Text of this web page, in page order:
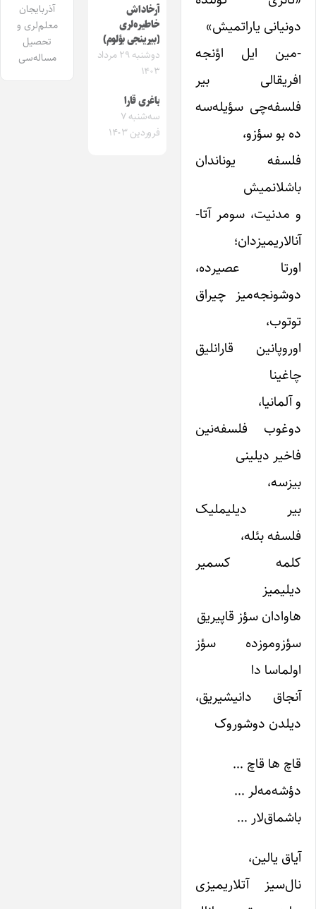
دونیانی یاراتمیش»
-مین ایل اؤنجه
افریقالی بیر
فلسفه‌چی سؤیله‌سه
ده بو سؤزو،
فلسفه یوناندان
باشلانمیش
و مدنیت، سومر آتا-
آنالاریمیزدان؛
اورتا عصیرده،
دوشونجه‌میز چیراق
توتوب،
اوروپانین قارانلیق
چاغینا
و آلمانیا،
دوغوب فلسفه‌نین
فاخیر دیلینی
بیزسه،
بیر دیلیملیک
فلسفه بئله،
کلمه کسمیر
دیلیمیز
هاوادان سؤز قاپیریق
سؤزوموزده سؤز
اولماسا دا
آنجاق دانیشیریق،
دیلدن دوشوروک
قاچ ها قاچ …
دؤشه‌مه‌لر …
باشماق‌لار …
آیاق یالین،
نال‌سیز آتلاریمیزی
آرخاداش
خاطیره‌لری
(بیرینجی بؤلوم)
دوشنبه ۲۹ مرداد
۱۴۰۳
باغری قارا
سه‌شنبه ۷
فروردین ۱۴۰۳
آذربایجان
معلم‌لری و
تحصیل
مساله‌سی